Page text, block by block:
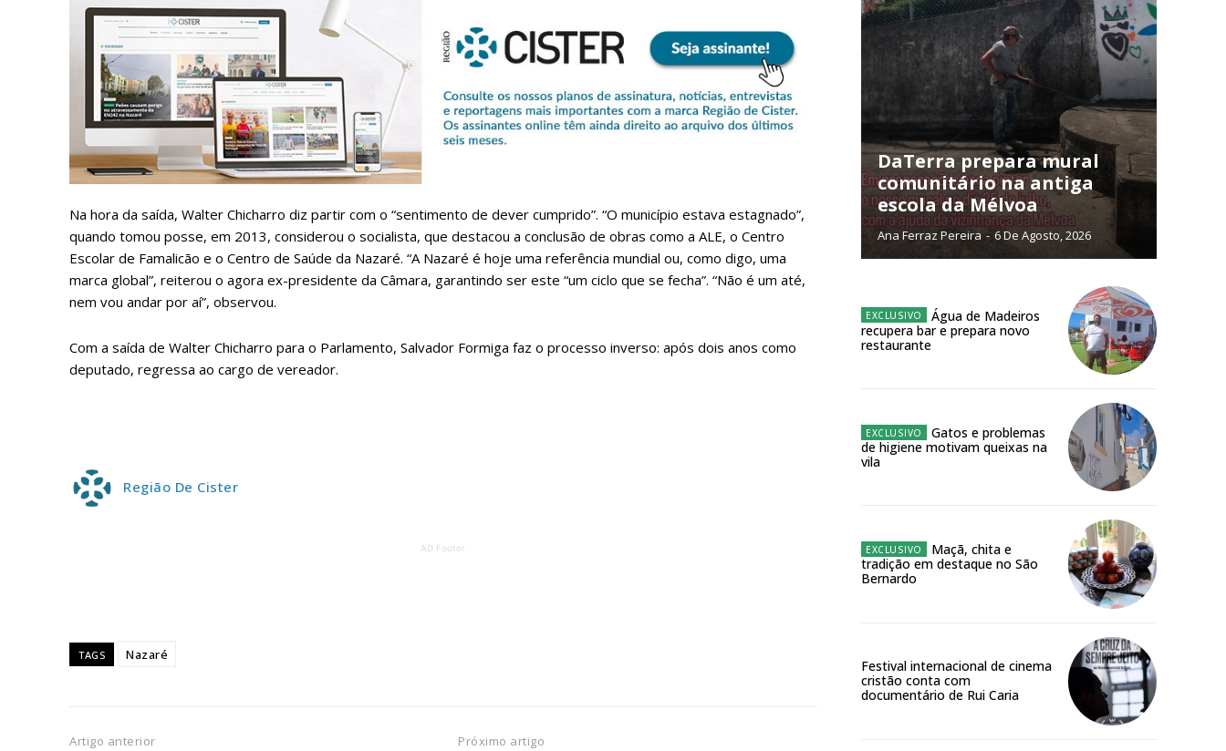
Planos de Assinatura
Faça-se assinante do Região de Cister e ajude-nos a manter este serviço público!
ASSINATURA
32€
Ofertas para assinatura anual
ASSINATURA
DIGITAL ANUAL
16
Acesso ao conteúdo online
Acesso aos conteúdos Exclusivos para
Na hora da saída, Walter Chicharro diz partir com o “sentimento de dever cumprido”. “O município estava estagnado”,
quando tomou posse, em 2013, considerou o socialista, que destacou a conclusão de obras como a ALE, o Centro
Escolar de Famalicão e o Centro de Saúde da Nazaré. “A Nazaré é hoje uma referência mundial ou, como digo, uma
marca global”, reiterou o agora ex-presidente da Câmara, garantindo ser este “um ciclo que se fecha”. “Não é um até,
nem vou andar por aí”, observou.
Com a saída de Walter Chicharro para o Parlamento, Salvador Formiga faz o processo inverso: após dois anos como
deputado, regressa ao cargo de vereador.
Região De Cister
AD Footer
TAGS Nazaré
Artigo anterior Próximo artigo
DaTerra prepara mural
comunitário na antiga
escola da Mélvoa
Ana Ferraz Pereira - 6 De Agosto, 2026
Água de Madeiros
recupera bar e prepara novo
restaurante
Gatos e problemas
de higiene motivam queixas na
vila
Maçã, chita e
tradição em destaque no São
Bernardo
Festival internacional de cinema
cristão conta com
documentário de Rui Caria